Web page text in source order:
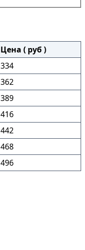
Цена ( руб )
334
362
389
416
442
468
496